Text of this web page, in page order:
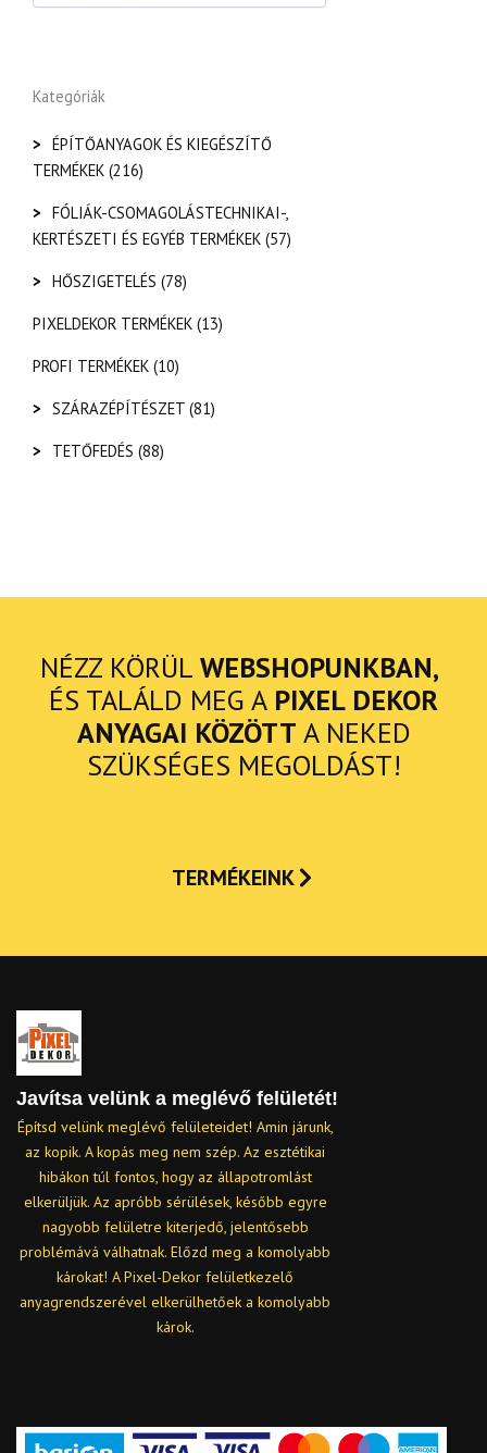
Kategóriák
> ÉPÍTŐANYAGOK ÉS KIEGÉSZÍTŐ
TERMÉKEK (216)
> FÓLIÁK-CSOMAGOLÁSTECHNIKAI-,
KERTÉSZETI ÉS EGYÉB TERMÉKEK (57)
> HŐSZIGETELÉS (78)
PIXELDEKOR TERMÉKEK (13)
PROFI TERMÉKEK (10)
> SZÁRAZÉPÍTÉSZET (81)
> TETŐFEDÉS (88)
NÉZZ KÖRÜL WEBSHOPUNKBAN,
ÉS TALÁLD MEG A PIXEL DEKOR
ANYAGAI KÖZÖTT A NEKED
SZÜKSÉGES MEGOLDÁST!
TERMÉKEINK
Javítsa velünk a meglévő felületét!
Építsd velünk meglévő felületeidet! Amin járunk,
az kopik. A kopás meg nem szép. Az esztétikai
hibákon túl fontos, hogy az állapotromlást
elkerüljük. Az apróbb sérülések, később egyre
nagyobb felületre kiterjedő, jelentősebb
problémává válhatnak. Előzd meg a komolyabb
károkat! A Pixel-Dekor felületkezelő
anyagrendszerével elkerülhetőek a komolyabb
károk.